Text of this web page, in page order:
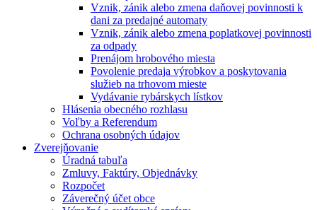
Vznik, zánik alebo zmena daňovej povinnosti k
dani za predajné automaty
Vznik, zánik alebo zmena poplatkovej povinnosti
za odpady
Prenájom hrobového miesta
Povolenie predaja výrobkov a poskytovania
služieb na trhovom mieste
Vydávanie rybárskych lístkov
Hlásenia obecného rozhlasu
Voľby a Referendum
Ochrana osobných údajov
Zverejňovanie
Úradná tabuľa
Zmluvy, Faktúry, Objednávky
Rozpočet
Záverečný účet obce